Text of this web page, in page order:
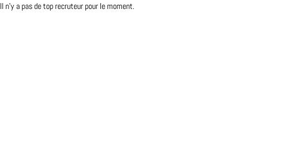
Il n'y a pas de top recruteur pour le moment.